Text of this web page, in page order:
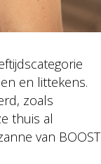
en littekens.
zoals
thuis al
van BOOST